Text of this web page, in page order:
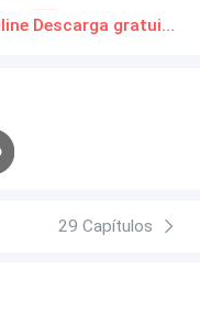
CEO HUELLAS DE UN AMOR Novelas Online Descarga gratuita de PDF
29 Capítulos